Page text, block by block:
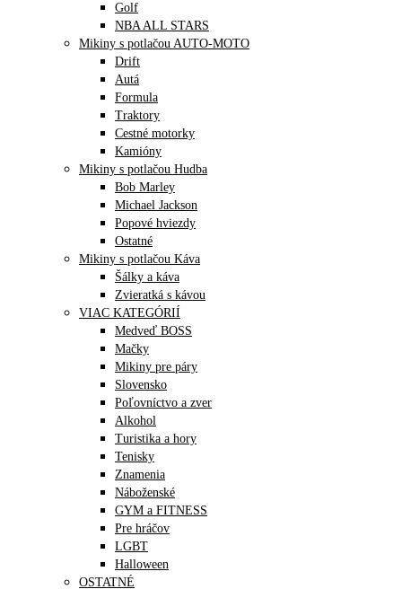
Golf
NBA ALL STARS
Mikiny s potlačou AUTO-MOTO
Drift
Autá
Formula
Traktory
Cestné motorky
Kamióny
Mikiny s potlačou Hudba
Bob Marley
Michael Jackson
Popové hviezdy
Ostatné
Mikiny s potlačou Káva
Šálky a káva
Zvieratká s kávou
VIAC KATEGÓRIÍ
Medveď BOSS
Mačky
Mikiny pre páry
Slovensko
Poľovníctvo a zver
Alkohol
Turistika a hory
Tenisky
Znamenia
Náboženské
GYM a FITNESS
Pre hráčov
LGBT
Halloween
OSTATNÉ